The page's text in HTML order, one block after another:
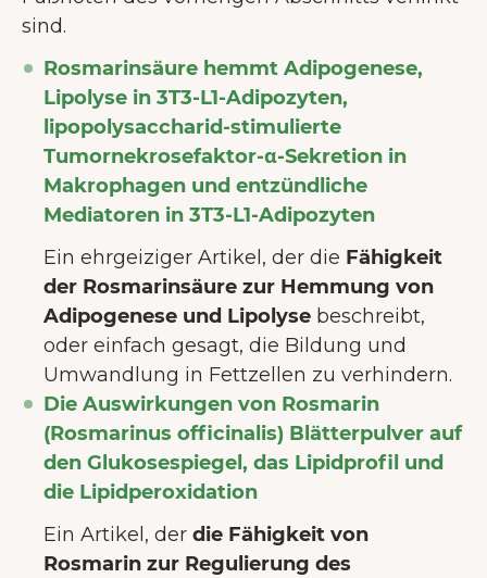
sind.
Rosmarinsäure hemmt Adipogenese,
Lipolyse in 3T3-L1-Adipozyten,
lipopolysaccharid-stimulierte
Tumornekrosefaktor-α-Sekretion in
Makrophagen und entzündliche
Mediatoren in 3T3-L1-Adipozyten
Ein ehrgeiziger Artikel, der die Fähigkeit
der Rosmarinsäure zur Hemmung von
Adipogenese und Lipolyse beschreibt,
oder einfach gesagt, die Bildung und
Umwandlung in Fettzellen zu verhindern.
Die Auswirkungen von Rosmarin
(Rosmarinus officinalis) Blätterpulver auf
den Glukosespiegel, das Lipidprofil und
die Lipidperoxidation
Ein Artikel, der die Fähigkeit von
Rosmarin zur Regulierung des